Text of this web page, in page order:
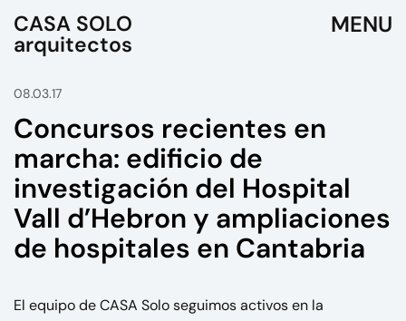
CASA SOLO
arquitectos
08.03.17
Concursos recientes en
marcha: edificio de
investigación del Hospital
Vall d’Hebron y ampliaciones
de hospitales en Cantabria
El equipo de CASA Solo seguimos activos en la